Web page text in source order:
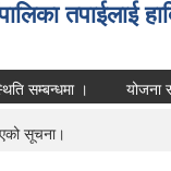
तपाईलाई
। योजना सम्झौता
सूचना।